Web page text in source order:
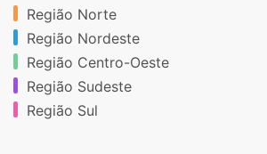
Região Norte
Região Nordeste
Região Centro-Oeste
Região Sudeste
Região Sul